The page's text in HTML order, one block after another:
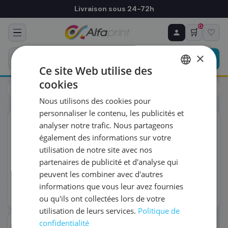
Livraison sous 24-72h
🛒
0
♡
Toners
HP
ORIGINAL
♻ COMMANDE RÉCURRENTE
Prévoyez & économisez
Programmez votre prochain achat — notre équipe
vous prépare un devis personnalisé
RÉFÉRENCE DU PRODUIT
FRÉQUENCE
QUANTITÉ PAR LIVRAISON
DATE DE PREMIÈRE LIVRAISON SOUHAITÉE
×
Ce site Web utilise des
cookies
Nous utilisons des cookies pour
personnaliser le contenu, les publicités et
analyser notre trafic. Nous partageons
également des informations sur votre
utilisation de notre site avec nos
partenaires de publicité et d'analyse qui
peuvent les combiner avec d'autres
informations que vous leur avez fournies
ou qu'ils ont collectées lors de votre
utilisation de leurs services. Politique de
confidentialité